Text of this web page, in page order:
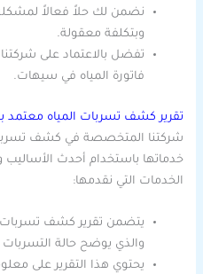
نضمن لك حلاً فعالاً
وبتكلفة معقولة.
تفضل بالاعتماد على
فاتورة المياه في سيهات.
تقرير كشف تسربات المياه معتمد
شركتنا المتخصصة في كشف
خدماتها باستخدام أحدث الأساليب
الخدمات التي نقدمها:
يتضمن تقرير كشف تسربات
والذي يوضح حالة التسربات
يحتوي هذا التقرير على